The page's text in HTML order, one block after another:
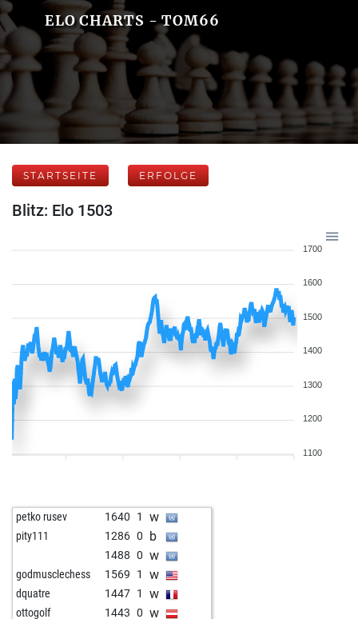
ELO CHARTS - TOM66
STARTSEITE ERFOLGE
Blitz: Elo 1503
1700
1600
1500
1400
1300
1200
1100
petko rusev 1640 1 w
pity111 1286 0 b
1488 0 w
godmusclechess 1569 1 w
dquatre 1447 1 w
ottogolf 1443 0 w